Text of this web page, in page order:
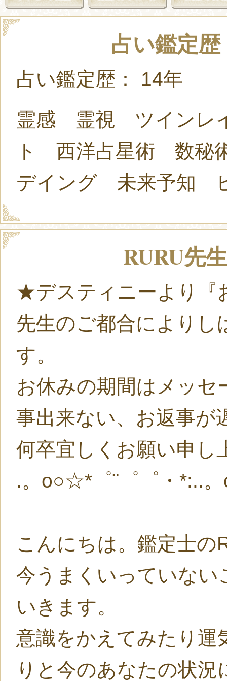
占い鑑定
占い鑑定歴： 14年
霊感 霊視 ツインレ
ト 西洋占星術 数秘
デイング 未来予知
RURU先
★デスティニーより『
先生のご都合によりし
す。
お休みの期間はメッ
事出来ない、お返事が
何卒宜しくお願い申し
.。o○☆*゜¨゜゜・*:..
こんにちは。鑑定士の
今うまくいっていない
いきます。
意識をかえてみたり運
りと今のあなたの状